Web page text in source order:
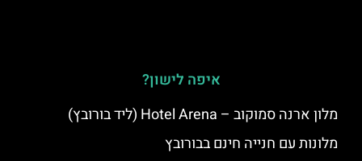
איפה לישון?
מלון ארנה סמוקוב – Hotel Arena (ליד בורובץ)
מלונות עם חנייה חינם בבורובץ